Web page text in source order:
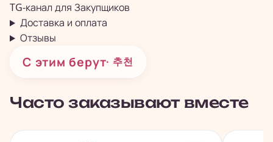
TG-канал для Закупщиков
Доставка и оплата
Отзывы
С этим берут· 추천
Часто заказывают вместе